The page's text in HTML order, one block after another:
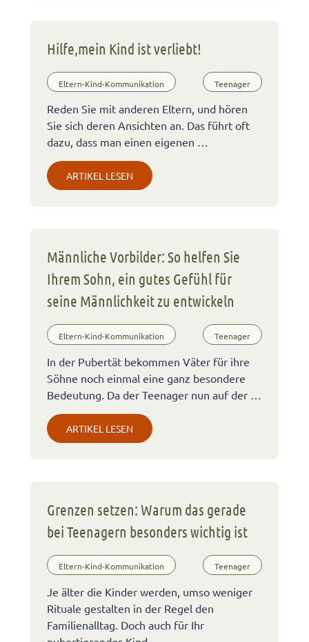
Hilfe,mein Kind ist verliebt!
Eltern-Kind-Kommunikation Teenager
Reden Sie mit anderen Eltern, und hören
Sie sich deren Ansichten an. Das führt oft
dazu, dass man einen eigenen …
ARTIKEL LESEN
Männliche Vorbilder: So helfen Sie
Ihrem Sohn, ein gutes Gefühl für
seine Männlichkeit zu entwickeln
Eltern-Kind-Kommunikation Teenager
In der Pubertät bekommen Väter für ihre
Söhne noch einmal eine ganz besondere
Bedeutung. Da der Teenager nun auf der …
ARTIKEL LESEN
Grenzen setzen: Warum das gerade
bei Teenagern besonders wichtig ist
Eltern-Kind-Kommunikation Teenager
Je älter die Kinder werden, umso weniger
Rituale gestalten in der Regel den
Familienalltag. Doch auch für Ihr